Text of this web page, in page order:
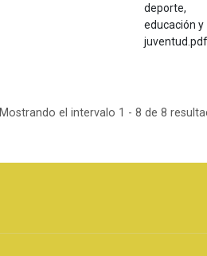
deporte,
educación y
juventud.pdf
Mostrando el intervalo 1 - 8 de 8